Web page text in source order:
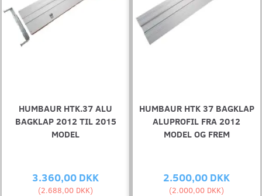
HUMBAUR HTK.37 ALU
BAGKLAP 2012 TIL 2015
MODEL
3.360,00 DKK
(2.688,00 DKK)
HUMBAUR HTK 37 BAGKLAP
ALUPROFIL FRA 2012
MODEL OG FREM
2.500,00 DKK
(2.000,00 DKK)